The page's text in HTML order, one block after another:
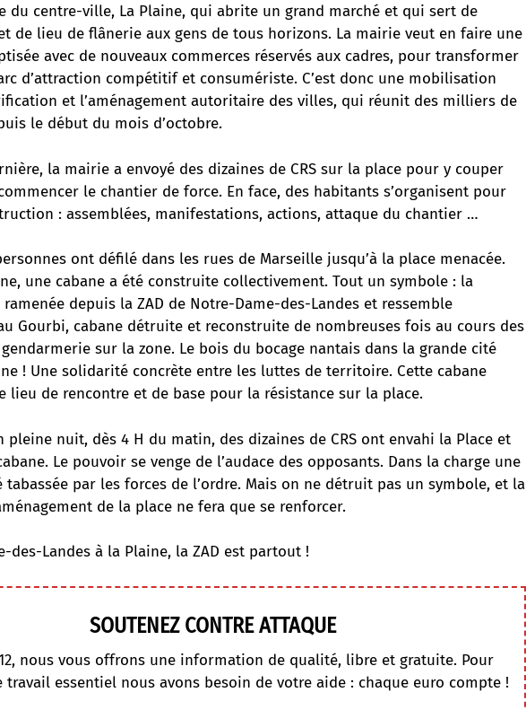
du centre-ville, La Plaine, qui abrite un grand marché et qui sert de
de lieu de flânerie aux gens de tous horizons. La mairie veut en faire une
avec de nouveaux commerces réservés aux cadres, pour transformer
d’attraction compétitif et consumériste. C’est donc une mobilisation
et l’aménagement autoritaire des villes, qui réunit des milliers de
le début du mois d’octobre.
la mairie a envoyé des dizaines de CRS sur la place pour y couper
le chantier de force. En face, des habitants s’organisent pour
: assemblées, manifestations, actions, attaque du chantier …
ont défilé dans les rues de Marseille jusqu’à la place menacée.
une cabane a été construite collectivement. Tout un symbole : la
depuis la ZAD de Notre-Dame-des-Landes et ressemble
Gourbi, cabane détruite et reconstruite de nombreuses fois au cours des
sur la zone. Le bois du bocage nantais dans la grande cité
! Une solidarité concrète entre les luttes de territoire. Cette cabane
lieu de rencontre et de base pour la résistance sur la place.
pleine nuit, dès 4 H du matin, des dizaines de CRS ont envahi la Place et
Le pouvoir se venge de l’audace des opposants. Dans la charge une
tabassée par les forces de l’ordre. Mais on ne détruit pas un symbole, et la
de la place ne fera que se renforcer.
des-Landes à la Plaine, la ZAD est partout !
SOUTENEZ CONTRE ATTAQUE
nous vous offrons une information de qualité, libre et gratuite. Pour
travail essentiel nous avons besoin de votre aide : chaque euro compte !